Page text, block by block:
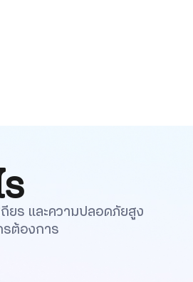
ยร และความปลอดภัยสูง
ต้องการ